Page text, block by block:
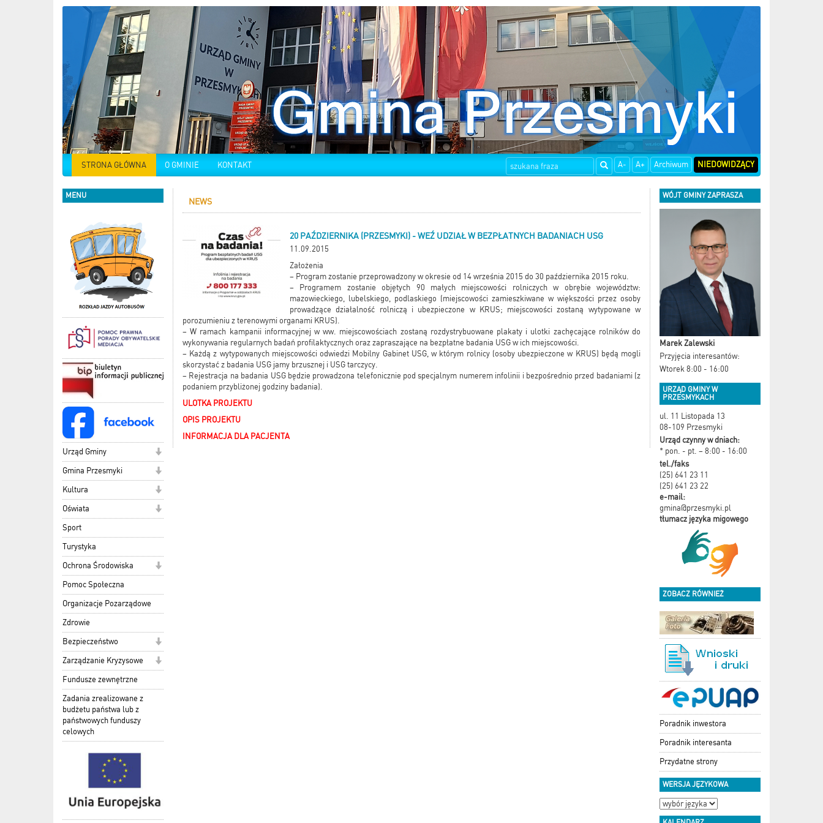
STRONA GŁÓWNA O GMINIE KONTAKT A- A+ Archiwum NIEDOWIDZĄCY
MENU
Urząd Gminy
Gmina Przesmyki
Kultura
Oświata
Sport
Turystyka
Ochrona Środowiska
Pomoc Społeczna
Organizacje Pozarządowe
Zdrowie
Bezpieczeństwo
Zarządzanie Kryzysowe
Fundusze zewnętrzne
Zadania zrealizowane z
budżetu państwa lub z
państwowych funduszy
celowych
NEWS
20 PAŹDZIERNIKA (PRZESMYKI) - WEŹ UDZIAŁ W BEZPŁATNYCH BADANIACH USG
11.09.2015
Założenia
– Program zostanie przeprowadzony w okresie od 14 września 2015 do 30 października 2015 roku.
– Programem zostanie objętych 90 małych miejscowości rolniczych w obrębie województw:
mazowieckiego, lubelskiego, podlaskiego (miejscowości zamieszkiwane w większości przez osoby
prowadzące działalność rolniczą i ubezpieczone w KRUS; miejscowości zostaną wytypowane w
porozumieniu z terenowymi organami KRUS).
– W ramach kampanii informacyjnej w ww. miejscowościach zostaną rozdystrybuowane plakaty i ulotki zachęcające rolników do
wykonywania regularnych badań profilaktycznych oraz zapraszające na bezpłatne badania USG w ich miejscowości.
– Każdą z wytypowanych miejscowości odwiedzi Mobilny Gabinet USG, w którym rolnicy (osoby ubezpieczone w KRUS) będą mogli
skorzystać z badania USG jamy brzusznej i USG tarczycy.
– Rejestracja na badania USG będzie prowadzona telefonicznie pod specjalnym numerem infolinii i bezpośrednio przed badaniami (z
podaniem przybliżonej godziny badania).
ULOTKA PROJEKTU
OPIS PROJEKTU
INFORMACJA DLA PACJENTA
WÓJT GMINY ZAPRASZA
Marek Zalewski
Przyjęcia interesantów:
Wtorek 8:00 - 16:00
URZĄD GMINY W
PRZESMYKACH
ul. 11 Listopada 13
08-109 Przesmyki
Urząd czynny w dniach:
* pon. - pt. – 8:00 - 16:00
tel./faks
(25) 641 23 11
(25) 641 23 22
e-mail:
gmina@przesmyki.pl
tłumacz języka migowego
ZOBACZ RÓWNIEŻ
Poradnik inwestora
Poradnik interesanta
Przydatne strony
WERSJA JĘZYKOWA